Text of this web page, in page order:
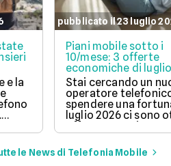
e la
pubblicato il 23 luglio
Piani mobile sotto i
10/mese: 3 offerte
economiche di
Stai cercando un
operatore
spendere una
luglio 2026 ci sono
offerte sotto i 10
mese che includono
tantissimi Giga e la
connessione 5G.
le News di Telefonia Mobile